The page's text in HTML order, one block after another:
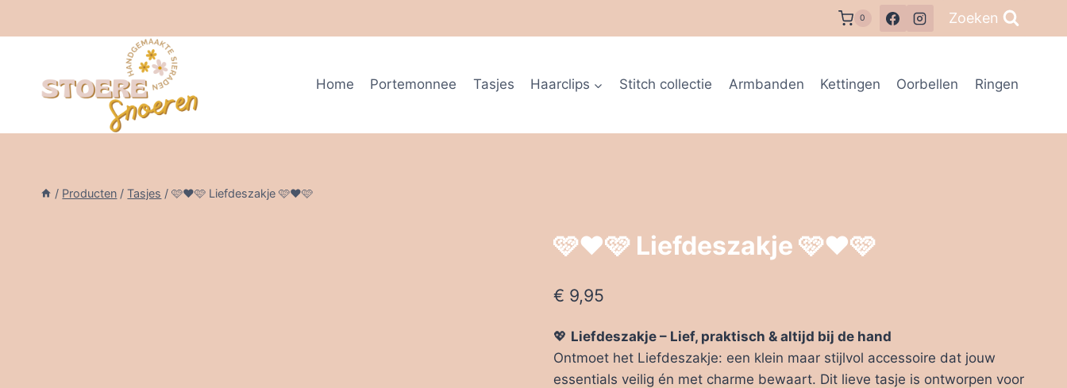
0 Zoeken
Home Portemonnee Tasjes Haarclips Stitch collectie Armbanden Kettingen Oorbellen Ringen
/ Producten / Tasjes / 🩷❤️🩷 Liefdeszakje 🩷❤️🩷
🩷❤️🩷 Liefdeszakje 🩷❤️🩷
€ 9,95
💖 Liefdeszakje – Lief, praktisch & altijd bij de hand
Ontmoet het Liefdeszakje: een klein maar stijlvol accessoire dat jouw
essentials veilig én met charme bewaart. Dit lieve tasje is ontworpen voor